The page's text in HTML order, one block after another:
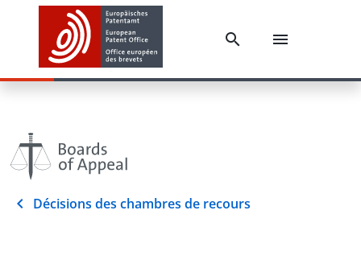
Décisions des chambres de recours